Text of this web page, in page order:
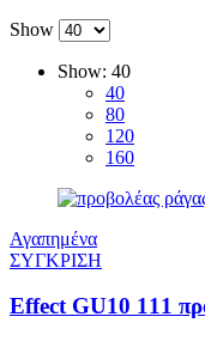
Show
Show: 40
40
80
120
160
Αγαπημένα
ΣΥΓΚΡΙΣΗ
Effect GU10 111